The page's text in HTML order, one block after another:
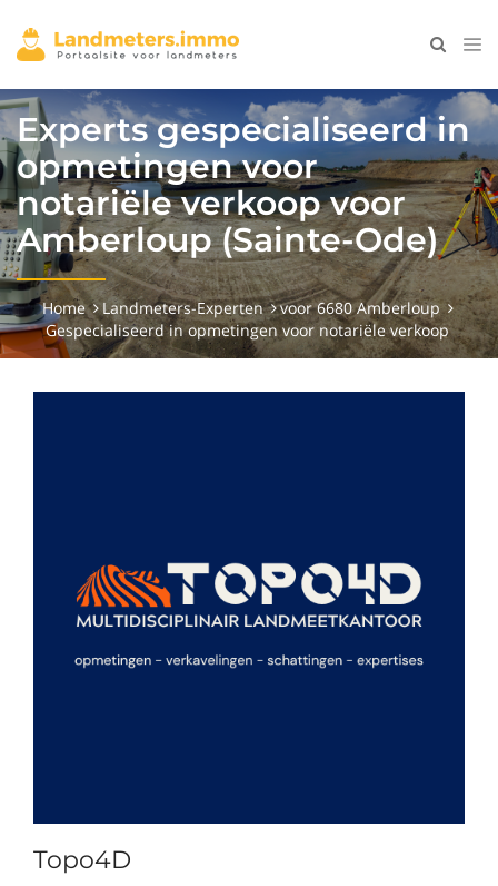
Experts gespecialiseerd in
opmetingen voor
notariële verkoop voor
Amberloup (Sainte-Ode)
Home Landmeters-Experten
voor 6680 Amberloup
Gespecialiseerd in opmetingen voor notariële verkoop
Topo4D